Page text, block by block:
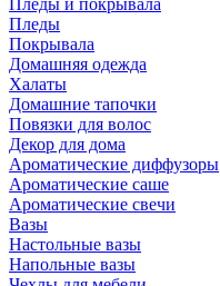
Пледы и покрывала
Пледы
Покрывала
Домашняя одежда
Халаты
Домашние тапочки
Повязки для волос
Декор для дома
Ароматические диффузоры
Ароматические саше
Ароматические свечи
Вазы
Настольные вазы
Напольные вазы